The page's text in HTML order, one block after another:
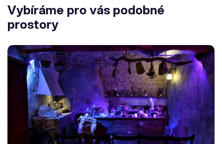
Vybíráme pro vás podobné
prostory